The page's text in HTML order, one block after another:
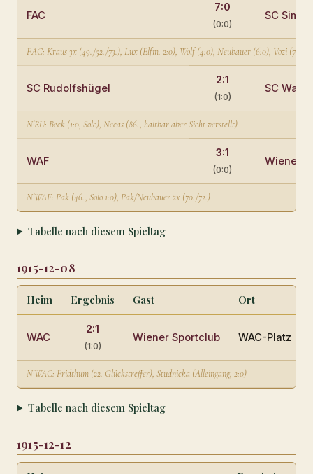
FAC
7:0
(0:0)
SC
FAC: Kraus 3x (49./52./73.), Lux (Elfm. 2:0), Wolf (4:0), Neubauer (6:0), Vozi (7:0).
SC Rudolfshügel
2:1
(1:0)
SC
N'RU: Beck (1:0, Solo), Necas (86., haltbar aber Sicht verstellt)
WAF
3:1
(0:0)
Wiener
N'WAF: Pak (46., Solo 1:0), Pak/Neubauer 2x (70./72.)
Tabelle nach diesem Spieltag
1915-12-08
Heim Ergebnis Gast Ort
WAC
2:1
(1:0)
Wiener Sportclub WAC-Platz
N'WAC: Fridthum (22. Glückstreffer), Studnicka (Alleingang, 2:0)
Tabelle nach diesem Spieltag
1915-12-12